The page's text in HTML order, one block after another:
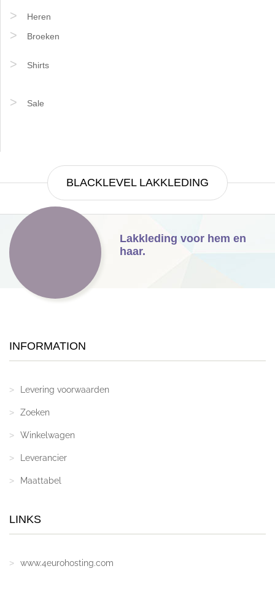
Heren
Broeken
Shirts
Sale
BLACKLEVEL LAKKLEDING
Lakkleding voor hem en
haar.
INFORMATION
Levering voorwaarden
Zoeken
Winkelwagen
Leverancier
Maattabel
LINKS
www.4eurohosting.com